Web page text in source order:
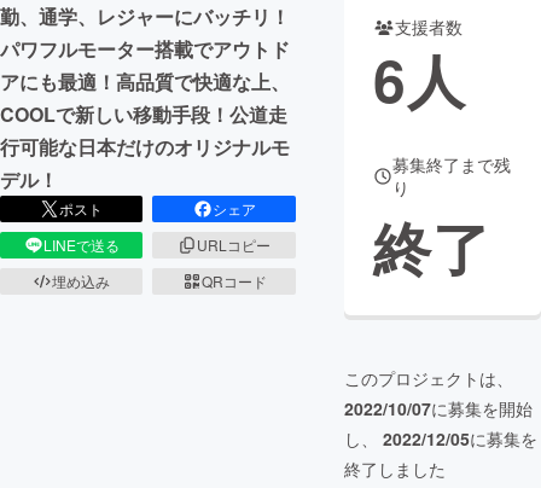
勤、通学、レジャーにバッチリ！
パワフルモーター搭載でアウトド
アにも最適！高品質で快適な上、
COOLで新しい移動手段！公道走
行可能な日本だけのオリジナルモ
デル！
ポスト
シェア
LINEで送る
URLコピー
埋め込み
QRコード
支援者数
6人
募集終了まで残
り
終了
このプロジェクトは、
2022/10/07に募集を開始
し、 2022/12/05に募集を
終了しました